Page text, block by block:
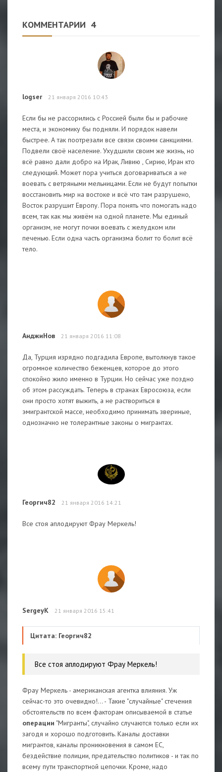
КОММЕНТАРИИ 4
logser 21 января 2016 10:43
Если бы не рассорились с Россией были бы и рабочие
места, и экономику бы подняли. И порядок навели
быстрее. А так поотрезали все связи своими санкциями.
Подвели своё население. Ухудшили своим же жизнь, но
всё равно дали добро на Ирак, Ливию , Сирию, Иран кто
следующий. Может пора учиться договариваться а не
воевать с ветряными мельницами. Если не будут попытки
восстановить мир на востоке и всё что там разрушено,
Восток разрушит Европу. Пора понять что помогать надо
всем, так как мы живём на одной планете. Мы единый
организм, не могут почки воевать с желудком или
печенью. Если одна часть организма болит то болит всё
тело.
АнджиНов 21 января 2016 11:08
Да, Турция изрядно подгадила Европе, вытолкнув такое
огромное количество беженцев, которое до этого
спокойно жило именно в Турции. Но сейчас уже поздно
об этом рассуждать. Теперь в странах Евросоюза, если
они просто хотят выжить, а не раствориться в
эмигрантской массе, необходимо принимать звериные,
однозначно не толерантные законы о мигрантах.
Георгич82 21 января 2016 14:21
Все стоя аплодируют Фрау Меркель!
SergeyK 21 января 2016 15:41
Цитата: Георгич82
Все стоя аплодируют Фрау Меркель!
Фрау Меркель - американская агентка влияния. Уж
сейчас-то это очевидно!... - Такие "случайные" стечения
обстоятельств по всем факторам описываемой в статье
операции "Мигранты", случайно случаются только если их
загодя и хорошо подготовить. Каналы доставки
мигрантов, каналы проникновения в самом ЕС,
бездействие полиции, предательство политиков - и так по
всему пути транспортной цепочки. Кроме, надо